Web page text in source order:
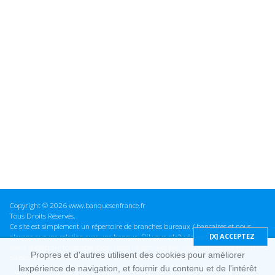
Copyright © 2026 www.banquesenfrance.fr
Tous Droits Réservés.
Ce site est simplement un répertoire de branches bureaux / bancaires et nous
n'avons aucune relation avec une banque. S'il vous plaît vérifier ces informations
avant d'effectuer toute opération, nous ne sommes pas responsables des erreurs
ou des omissions dans les informations que nous fournissons.
Propres et d'autres utilisent des cookies pour améliorer
lexpérience de navigation, et fournir du contenu et de l'intérêt